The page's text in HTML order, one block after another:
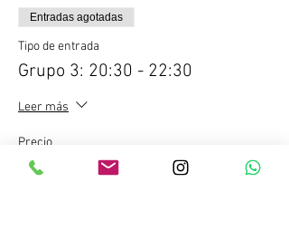
Entradas agotadas
Tipo de entrada
Grupo 3: 20:30 - 22:30
Leer más
Precio
20,00 €